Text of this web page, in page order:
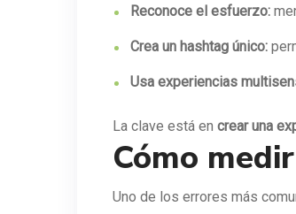
Reconoce el esfuerzo:
Crea un hashtag único:
Usa experiencias
La clave está en crear una
Cómo
Uno de los errores más